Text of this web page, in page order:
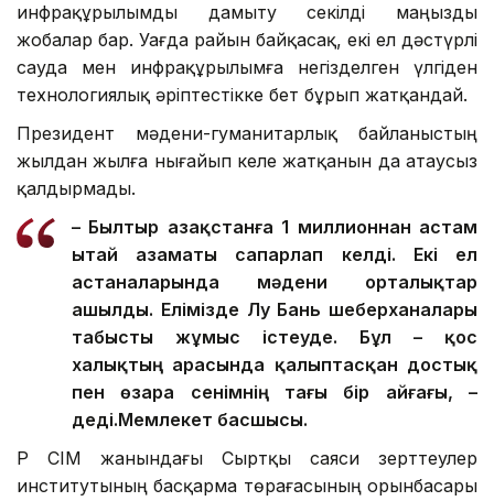
инфрақұрылымды дамыту секілді маңызды
жобалар бар. Уағда райын байқасақ, екі ел дәстүрлі
сауда мен инфрақұрылымға негізделген үлгіден
технологиялық әріптестікке бет бұрып жатқандай.
Президент мәдени-гуманитарлық байланыстың
жылдан жылға нығайып келе жатқанын да атаусыз
қалдырмады.
– Былтыр Қазақстанға 1 миллионнан астам
Қытай азаматы сапарлап келді. Екі ел
астаналарында мәдени орталықтар
ашылды. Елімізде Лу Бань шеберханалары
табысты жұмыс істеуде. Бұл – қос
халықтың арасында қалыптасқан достық
пен өзара сенімнің тағы бір айғағы, –
деді.Мемлекет басшысы.
ҚР СІМ жанындағы Сыртқы саяси зерттеулер
институтының басқарма төрағасының орынбасары